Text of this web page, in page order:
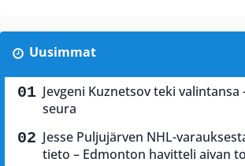
Uusimmat
Jevgeni Kuznetsov teki valintansa
seura
Jesse Puljujärven NHL-
tieto – Edmonton havitteli aivan